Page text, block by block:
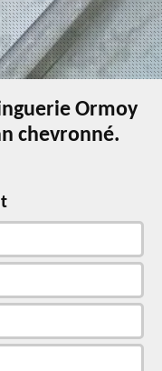
Ormoy
chevronné.